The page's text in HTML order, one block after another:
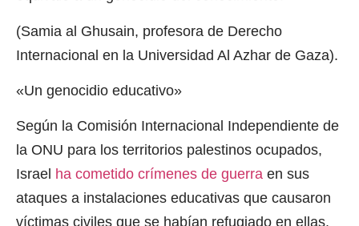
(Samia al Ghusain, profesora de Derecho
Internacional en la Universidad Al Azhar de Gaza).
«Un genocidio educativo»
Según la Comisión Internacional Independiente de
la ONU para los territorios palestinos ocupados,
Israel ha cometido crímenes de guerra en sus
ataques a instalaciones educativas que causaron
víctimas civiles que se habían refugiado en ellas.